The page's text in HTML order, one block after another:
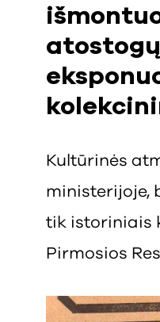
Kultūrinės
ministerijoje,
tik istoriniais
Pirmosios